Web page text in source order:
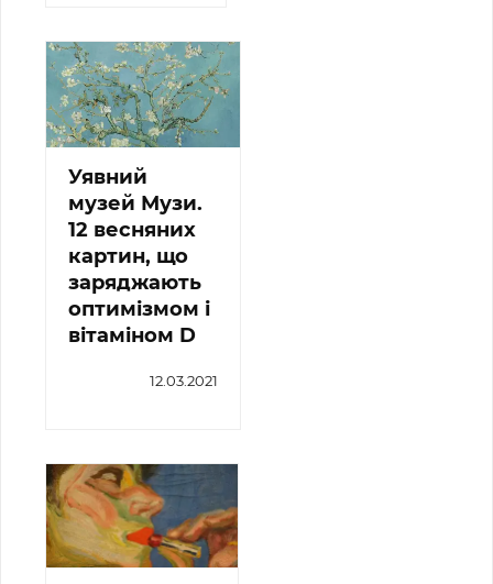
Уявний
музей Музи.
12 весняних
картин, що
заряджають
оптимізмом і
вітаміном D
12.03.2021